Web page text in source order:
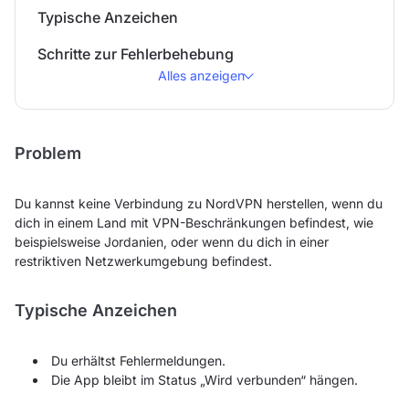
Typische Anzeichen
Schritte zur Fehlerbehebung
Alles anzeigen
Problem
Du kannst keine Verbindung zu NordVPN herstellen, wenn du
dich in einem Land mit VPN-Beschränkungen befindest, wie
beispielsweise Jordanien, oder wenn du dich in einer
restriktiven Netzwerkumgebung befindest.
Typische Anzeichen
Du erhältst Fehlermeldungen.
Die App bleibt im Status „Wird verbunden“ hängen.